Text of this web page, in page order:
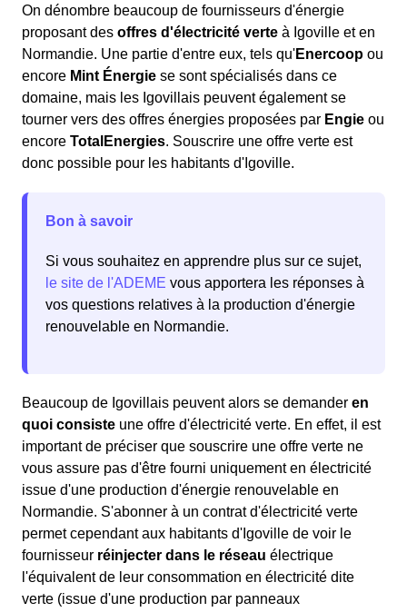
On dénombre beaucoup de fournisseurs d'énergie
proposant des offres d'électricité verte à Igoville et en
Normandie. Une partie d'entre eux, tels qu'Enercoop ou
encore Mint Énergie se sont spécialisés dans ce
domaine, mais les Igovillais peuvent également se
tourner vers des offres énergies proposées par Engie ou
encore TotalEnergies. Souscrire une offre verte est
donc possible pour les habitants d'Igoville.
Bon à savoir
Si vous souhaitez en apprendre plus sur ce sujet,
le site de l'ADEME vous apportera les réponses à
vos questions relatives à la production d'énergie
renouvelable en Normandie.
Beaucoup de Igovillais peuvent alors se demander en
quoi consiste une offre d'électricité verte. En effet, il est
important de préciser que souscrire une offre verte ne
vous assure pas d'être fourni uniquement en électricité
issue d'une production d'énergie renouvelable en
Normandie. S'abonner à un contrat d'électricité verte
permet cependant aux habitants d'Igoville de voir le
fournisseur réinjecter dans le réseau électrique
l'équivalent de leur consommation en électricité dite
verte (issue d'une production par panneaux